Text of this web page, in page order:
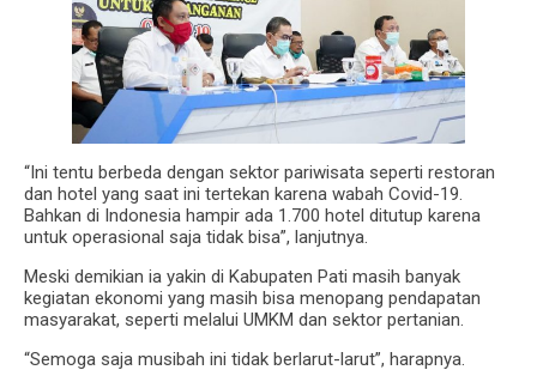
“Ini tentu berbeda dengan sektor pariwisata seperti restoran
dan hotel yang saat ini tertekan karena wabah Covid-19.
Bahkan di Indonesia hampir ada 1.700 hotel ditutup karena
untuk operasional saja tidak bisa”, lanjutnya.
Meski demikian ia yakin di Kabupaten Pati masih banyak
kegiatan ekonomi yang masih bisa menopang pendapatan
masyarakat, seperti melalui UMKM dan sektor pertanian.
“Semoga saja musibah ini tidak berlarut-larut”, harapnya.